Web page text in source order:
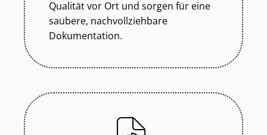
Qualität vor Ort und sorgen für eine
saubere, nach­voll­zieh­ba­re
Dokumentation.